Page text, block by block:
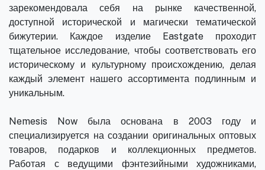
зарекомендовала себя на рынке качественной,
доступной исторической и магически тематической
бижутерии. Каждое изделие Eastgate проходит
тщательное исследование, чтобы соответствовать его
историческому и культурному происхождению, делая
каждый элемент нашего ассортимента подлинным и
уникальным.
Nemesis Now была основана в 2003 году и
специализируется на создании оригинальных оптовых
товаров, подарков и коллекционных предметов.
Работая с ведущими фэнтезийными художниками,